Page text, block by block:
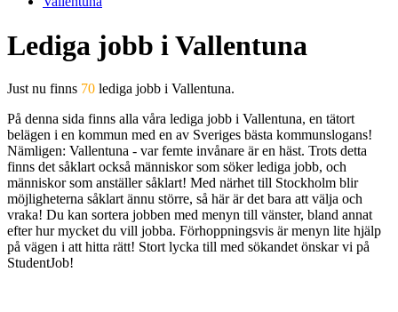
Lediga jobb i Vallentuna
Just nu finns 70 lediga jobb i Vallentuna.
På denna sida finns alla våra lediga jobb i Vallentuna, en tätort
belägen i en kommun med en av Sveriges bästa kommunslogans!
Nämligen: Vallentuna - var femte invånare är en häst. Trots detta
finns det såklart också människor som söker lediga jobb, och
människor som anställer såklart! Med närhet till Stockholm blir
möjligheterna såklart ännu större, så här är det bara att välja och
vraka! Du kan sortera jobben med menyn till vänster, bland annat
efter hur mycket du vill jobba. Förhoppningsvis är menyn lite hjälp
på vägen i att hitta rätt! Stort lycka till med sökandet önskar vi på
StudentJob!